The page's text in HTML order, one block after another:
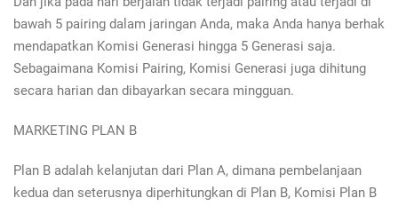
bawah 5 pairing dalam jaringan Anda, maka Anda hanya berhak
mendapatkan Komisi Generasi hingga 5 Generasi saja.
Sebagaimana Komisi Pairing, Komisi Generasi juga dihitung
secara harian dan dibayarkan secara mingguan.
MARKETING PLAN B
Plan B adalah kelanjutan dari Plan A, dimana pembelanjaan
kedua dan seterusnya diperhitungkan di Plan B, Komisi Plan B